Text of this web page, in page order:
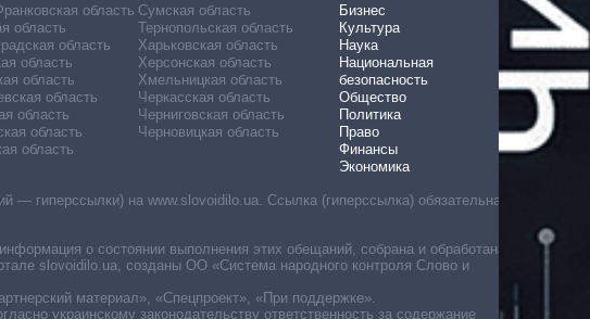
область
область
область
область
область
область
область
область
область
Сумская область
Тернопольская область
Харьковская область
Херсонская область
Хмельницкая область
Черкасская область
Черниговская область
Черновицкая область
Бизнес
Культура
Наука
Национальная
безопасность
Общество
Политика
Право
Финансы
Экономика
— гиперссылки) на www.slovoidilo.ua. Ссылка (гиперссылка) обязательна
о состоянии выполнения этих обещаний, собрана и обработана
slovoidilo.ua, созданы ОО «Система народного контроля Слово и
материал», «Спецпроект», «При поддержке».
украинскому законодательству ответственность за содержание